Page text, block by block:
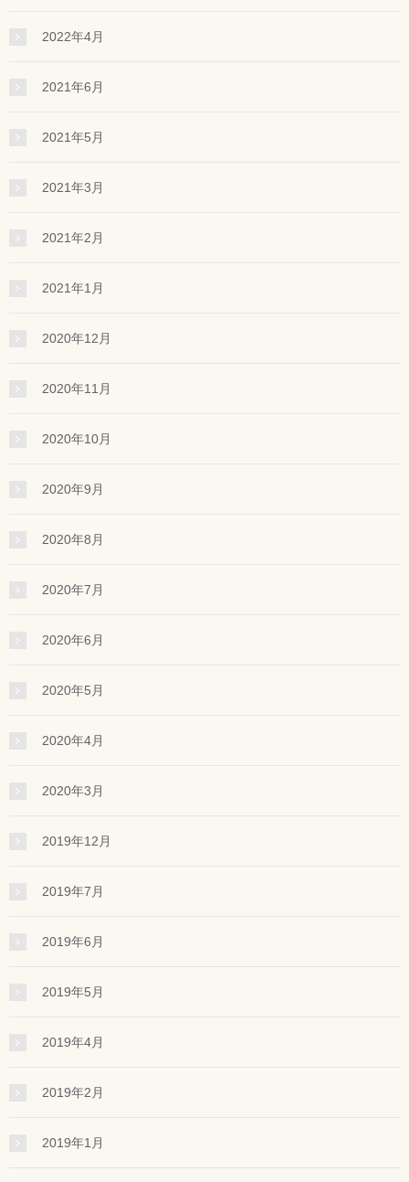
2022年4月
2021年6月
2021年5月
2021年3月
2021年2月
2021年1月
2020年12月
2020年11月
2020年10月
2020年9月
2020年8月
2020年7月
2020年6月
2020年5月
2020年4月
2020年3月
2019年12月
2019年7月
2019年6月
2019年5月
2019年4月
2019年2月
2019年1月